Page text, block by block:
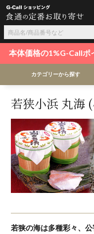
本体価格の1%G-Callポ
カテゴリーから探す
若狭小浜 丸海
若狭の海は多種彩々、